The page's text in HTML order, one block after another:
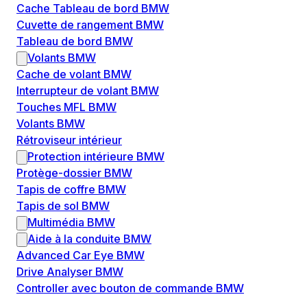
Cache Tableau de bord BMW
Cuvette de rangement BMW
Tableau de bord BMW
Volants BMW
Cache de volant BMW
Interrupteur de volant BMW
Touches MFL BMW
Volants BMW
Rétroviseur intérieur
Protection intérieure BMW
Protège-dossier BMW
Tapis de coffre BMW
Tapis de sol BMW
Multimédia BMW
Aide à la conduite BMW
Advanced Car Eye BMW
Drive Analyser BMW
Controller avec bouton de commande BMW